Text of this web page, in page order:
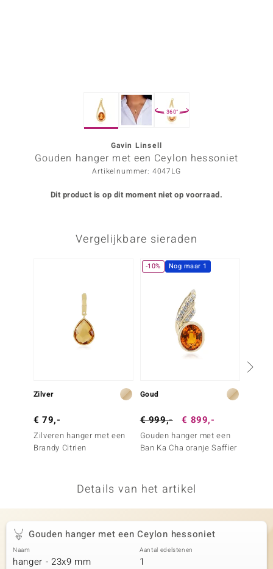
Collection
360°
Gavin Linsell
Gouden hanger met een Ceylon hessoniet
Artikelnummer: 4047LG
Dit product is op dit moment niet op voorraad.
Vergelijkbare sieraden
Zilver
€ 79,-
Zilveren hanger met een
Brandy Citrien
-10% Nog maar 1
Goud
€ 999,- € 899,-
Gouden hanger met een
Ban Ka Cha oranje Saffier
Details van het artikel
Gouden hanger met een Ceylon hessoniet
Naam
hanger - 23x9 mm
Aantal edelstenen
1